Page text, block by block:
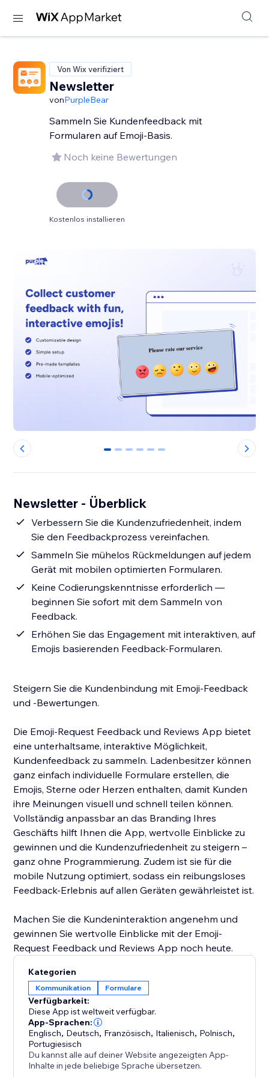
Von Wix verifiziert
Newsletter
vonPurpleBear
Sammeln Sie Kundenfeedback mit
Formularen auf Emoji-Basis.
Noch keine Bewertungen
Kostenlos installieren
0 1 2 3 4 5
Newsletter - Überblick
Verbessern Sie die Kundenzufriedenheit, indem
Sie den Feedbackprozess vereinfachen.
Sammeln Sie mühelos Rückmeldungen auf jedem
Gerät mit mobilen optimierten Formularen.
Keine Codierungskenntnisse erforderlich —
beginnen Sie sofort mit dem Sammeln von
Feedback.
Erhöhen Sie das Engagement mit interaktiven, auf
Emojis basierenden Feedback-Formularen.
Steigern Sie die Kundenbindung mit Emoji-Feedback
und -Bewertungen.
Die Emoji-Request Feedback und Reviews App bietet
eine unterhaltsame, interaktive Möglichkeit,
Kundenfeedback zu sammeln. Ladenbesitzer können
ganz einfach individuelle Formulare erstellen, die
Emojis, Sterne oder Herzen enthalten, damit Kunden
ihre Meinungen visuell und schnell teilen können.
Vollständig anpassbar an das Branding Ihres
Geschäfts hilft Ihnen die App, wertvolle Einblicke zu
gewinnen und die Kundenzufriedenheit zu steigern –
ganz ohne Programmierung. Zudem ist sie für die
mobile Nutzung optimiert, sodass ein reibungsloses
Feedback-Erlebnis auf allen Geräten gewährleistet ist.
Machen Sie die Kundeninteraktion angenehm und
gewinnen Sie wertvolle Einblicke mit der Emoji-
Request Feedback und Reviews App noch heute.
Kategorien
Kommunikation Formulare
Verfügbarkeit:
Diese App ist weltweit verfügbar.
App-Sprachen:
Englisch, Deutsch, Französisch, Italienisch, Polnisch,
Portugiesisch
Du kannst alle auf deiner Website angezeigten App-
Inhalte in jede beliebige Sprache übersetzen.